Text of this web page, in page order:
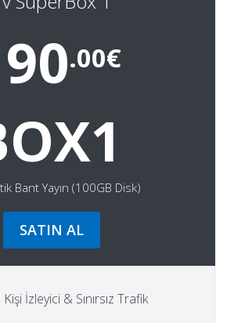
.00€
Bant Yayın (100GB Disk)
SATIN AL
Kişi İzleyici & Sınırsız Trafik